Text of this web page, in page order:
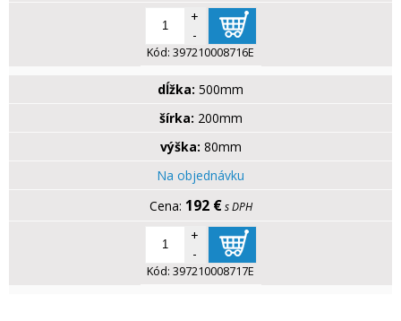
+
-
Kód: 397210008716E
dĺžka: 500mm
šírka: 200mm
výška: 80mm
Na objednávku
192 € s DPH
+
-
Kód: 397210008717E